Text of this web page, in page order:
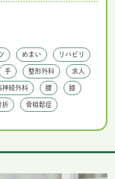
めまい リハビリ
手 整形外科 求人
神経外科 腰 膝
折 骨粗鬆症